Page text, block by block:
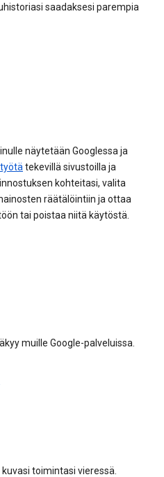
saadaksesi parempia
näytetään Googlessa ja
tekevillä sivustoilla ja
kohteitasi, valita
räätälöintiin ja ottaa
tai poistaa niitä käytöstä.
muille Google-palveluissa.
toimintasi vieressä.